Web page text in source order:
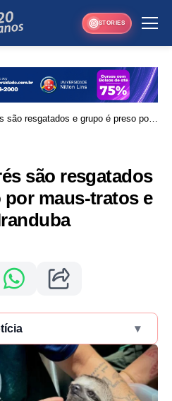
STORIES
são resgatados e grupo é preso por
são resgatados
maus-tratos e
▾